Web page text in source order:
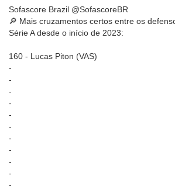
Sofascore Brazil @SofascoreBR
🔎 Mais cruzamentos certos entre os
Série A desde o início de 2023:
160 - Lucas Piton (VAS)
-
-
-
-
-
-
-
-
-
-
-